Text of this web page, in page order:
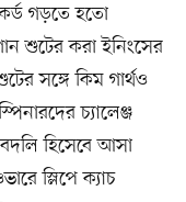
গড়তে হতো
শুটের করা ইনিংসের
সঙ্গে কিম গার্থও
চ্যালেঞ্জ
হিসেবে আসা
স্লিপে ক্যাচ